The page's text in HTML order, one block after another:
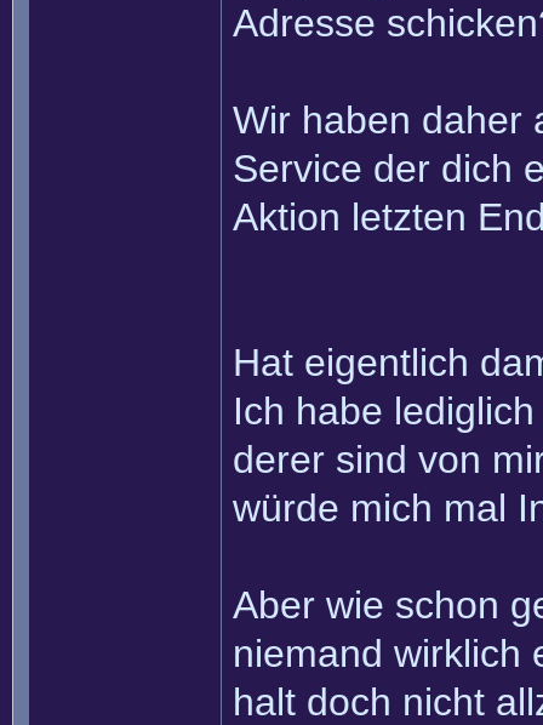
Adresse
Wir haben daher
Service der dich
Aktion letzten
Hat eigentlich
Ich habe
derer sind von
würde mich mal
Aber wie schon
niemand wirklich
halt doch nicht